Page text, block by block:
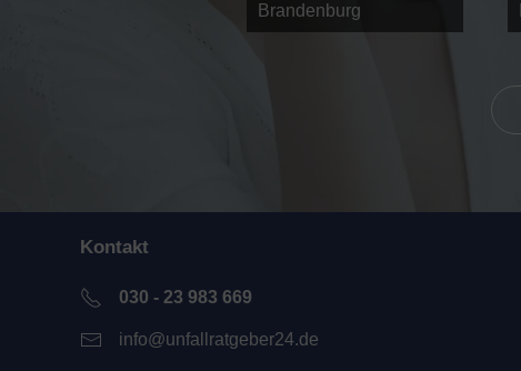
Brandenburg
Kontakt
030 - 23 983 669
info@unfallratgeber24.de